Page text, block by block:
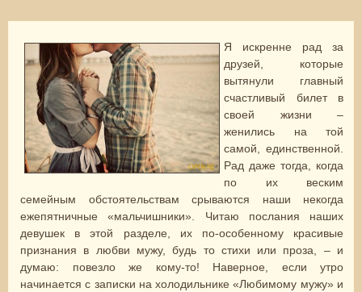
Я искренне рад за
друзей, которые
вытянули главный
счастливый билет в
своей жизни –
женились на той
самой, единственной.
Рад даже тогда, когда
по их веским
семейным обстоятельствам срываются наши некогда
ежепятничные «мальчишники». Читаю послания наших
девушек в этой разделе, их по-особенному красивые
признания в любви мужу, будь то стихи или проза, – и
думаю: повезло же кому-то! Наверное, если утро
начинается с записки на холодильнике «Любимому мужу» и